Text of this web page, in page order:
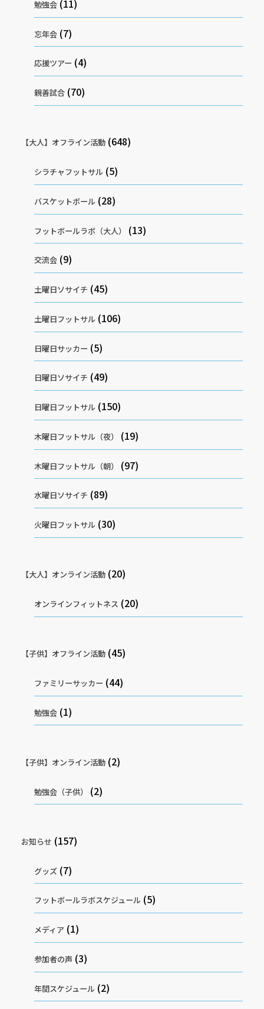
勉強会 (11)
忘年会 (7)
応援ツアー (4)
親善試合 (70)
【大人】オフライン活動(648)
シラチャフットサル (5)
バスケットボール (28)
フットボールラボ（大人） (13)
交流会 (9)
土曜日ソサイチ (45)
土曜日フットサル (106)
日曜日サッカー (5)
日曜日ソサイチ (49)
日曜日フットサル (150)
木曜日フットサル（夜） (19)
木曜日フットサル（朝） (97)
水曜日ソサイチ (89)
火曜日フットサル (30)
【大人】オンライン活動(20)
オンラインフィットネス (20)
【子供】オフライン活動(45)
ファミリーサッカー (44)
勉強会 (1)
【子供】オンライン活動(2)
勉強会（子供） (2)
お知らせ (157)
グッズ (7)
フットボールラボスケジュール (5)
メディア (1)
参加者の声 (3)
年間スケジュール (2)